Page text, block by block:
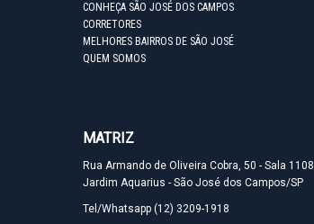
CONHEÇA SÃO JOSÉ DOS CAMPOS
CORRETORES
MELHORES BAIRROS DE SÃO JOSÉ
QUEM SOMOS
MATRIZ
Rua Armando de Oliveira Cobra, 50 - Sala 1108
Jardim Aquarius - São José dos Campos/SP
Tel/Whatsapp (12) 3209-1918